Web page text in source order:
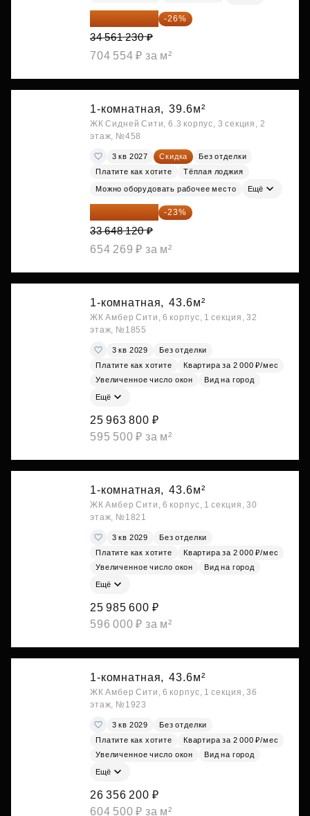
25 575 310 ₽ -26%
34 561 230 ₽
704 554 ₽ за м²
1-комнатная, 39.6м²
ЖК Сидней Сити, 6.3 корпус, 3 секция, 2
этаж, №458
3 кв 2027 Скидка
Без отделки
Платите как хотите
Тёплая лоджия
Можно оборудовать рабочее место Ещё
25 909 052 ₽ -23%
33 648 120 ₽
654 269 ₽ за м²
1-комнатная, 43.6м²
ЖК Амбер Сити, 6 корпус, 1 секция, 32
этаж, №1855
3 кв 2029
Без отделки
Платите как хотите
Квартира за 2 000 ₽/мес
Увеличенное число окон
Вид на город
Ещё
25 963 800 ₽
595 500 ₽ за м²
1-комнатная, 43.6м²
ЖК Амбер Сити, 6 корпус, 1 секция, 30
этаж, №1821
3 кв 2029
Без отделки
Платите как хотите
Квартира за 2 000 ₽/мес
Увеличенное число окон
Вид на город
Ещё
25 985 600 ₽
596 000 ₽ за м²
1-комнатная, 43.6м²
ЖК Амбер Сити, 6 корпус, 1 секция, 36
этаж, №1923
3 кв 2029
Без отделки
Платите как хотите
Квартира за 2 000 ₽/мес
Увеличенное число окон
Вид на город
Ещё
26 356 200 ₽
604 500 ₽ за м²